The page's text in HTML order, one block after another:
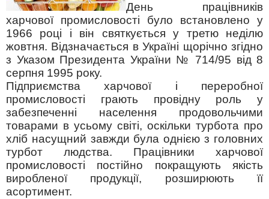
День працівників
харчової промисловості було встановлено у
1966 році і він святкується у третю неділю
жовтня. Відзначається в Україні щорічно згідно
з Указом Президента України № 714/95 від 8
серпня 1995 року.
Підприємства харчової і переробної
промисловості грають провідну роль у
забезпеченні населення продовольчими
товарами в усьому світі, оскільки турбота про
хліб насущний завжди була однією з головних
турбот людства. Працівники харчової
промисловості постійно покращують якість
виробленої продукції, розширюють її
асортимент.